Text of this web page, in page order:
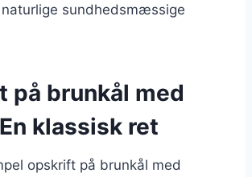
sundhedsmæssige
på brunkål med
klassisk ret
opskrift på brunkål med